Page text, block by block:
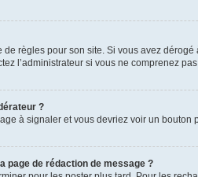
règles pour son site. Si vous avez
l’administrateur si vous ne comprenez
?
à signaler et vous devriez voir un
page de rédaction de message ?